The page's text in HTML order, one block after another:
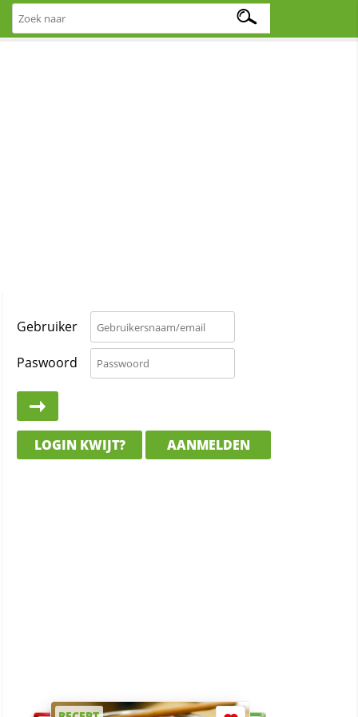
Gebruiker
Paswoord
LOGIN KWIJT? AANMELDEN